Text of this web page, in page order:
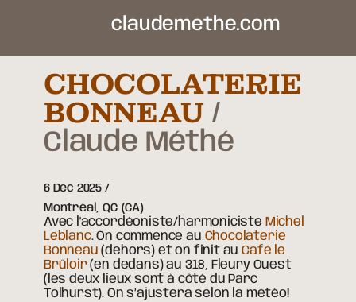
claudemethe.com
CHOCOLATERIE
BONNEAU
Claude Méthé
6 Dec 2025
Montréal,QC (CA)
Avec l'accordéoniste/harmoniciste Michel
Leblanc. On commence au Chocolaterie
Bonneau (dehors) et on finit auCafé le
Brûloir(en dedans) au 318, Fleury Ouest
(les deux lieux sont à côté du Parc
Tolhurst). On s’ajustera selon la météo!